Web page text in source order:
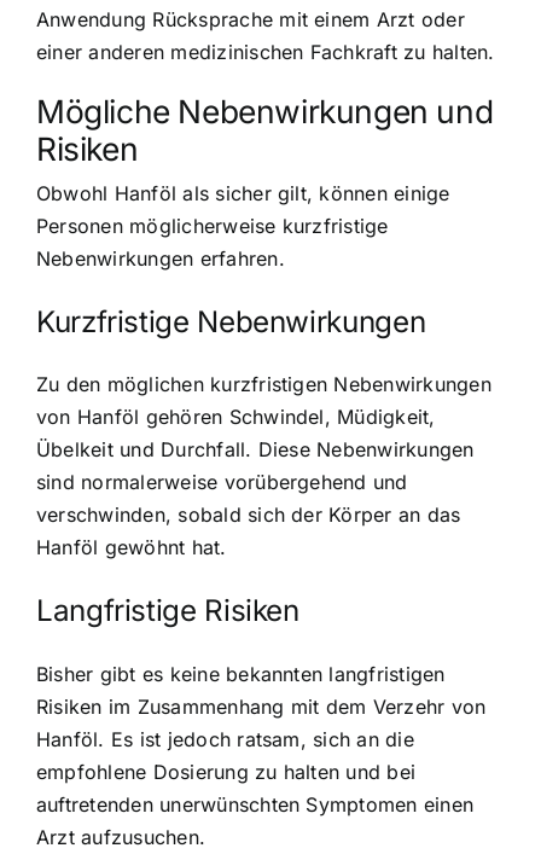
Anwendung Rücksprache mit einem Arzt oder
einer anderen medizinischen Fachkraft zu halten.
Mögliche Nebenwirkungen und
Risiken
Obwohl Hanföl als sicher gilt, können einige
Personen möglicherweise kurzfristige
Nebenwirkungen erfahren.
Kurzfristige Nebenwirkungen
Zu den möglichen kurzfristigen Nebenwirkungen
von Hanföl gehören Schwindel, Müdigkeit,
Übelkeit und Durchfall. Diese Nebenwirkungen
sind normalerweise vorübergehend und
verschwinden, sobald sich der Körper an das
Hanföl gewöhnt hat.
Langfristige Risiken
Bisher gibt es keine bekannten langfristigen
Risiken im Zusammenhang mit dem Verzehr von
Hanföl. Es ist jedoch ratsam, sich an die
empfohlene Dosierung zu halten und bei
auftretenden unerwünschten Symptomen einen
Arzt aufzusuchen.